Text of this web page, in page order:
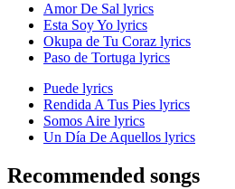
Amor De Sal lyrics
Esta Soy Yo lyrics
Okupa de Tu Coraz lyrics
Paso de Tortuga lyrics
Puede lyrics
Rendida A Tus Pies lyrics
Somos Aire lyrics
Un Día De Aquellos lyrics
Recommended songs